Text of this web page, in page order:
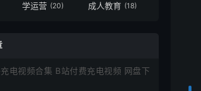
学运营 (20) 成人教育 (18)
电视频合集 B站付费充电视频 网盘下